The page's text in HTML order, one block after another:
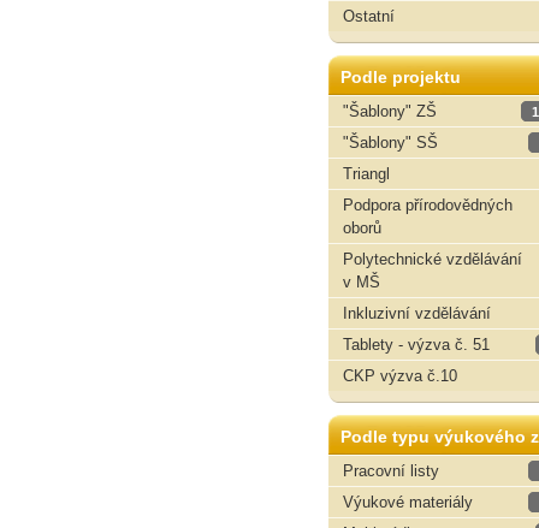
Ostatní
Podle projektu
"Šablony" ZŠ
"Šablony" SŠ
Triangl
Podpora přírodovědných
oborů
Polytechnické vzdělávání
v MŠ
Inkluzivní vzdělávání
Tablety - výzva č. 51
CKP výzva č.10
Podle typu výukového
Pracovní listy
Výukové materiály